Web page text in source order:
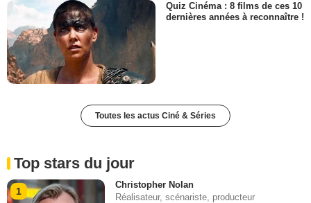
Quiz Cinéma : 8 films de ces 10
dernières années à reconnaître !
Toutes les actus Ciné & Séries
Top stars du jour
1
Christopher Nolan
Réalisateur, scénariste, producteur